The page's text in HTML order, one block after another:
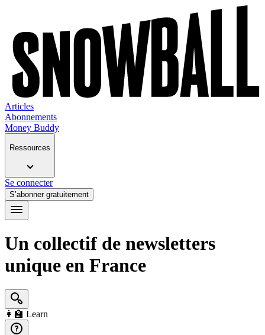
Articles
Abonnements
Money Buddy
Ressources
Se connecter
S’abonner gratuitement
Un collectif de newsletters
unique en France
👩‍🏫 Learn